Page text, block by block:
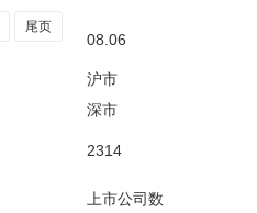
尾页
08.06
沪市
深市
2314
上市公司数